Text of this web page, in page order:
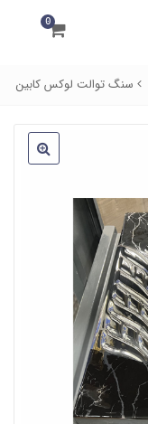
0
سنگ توالت لوکس کابین